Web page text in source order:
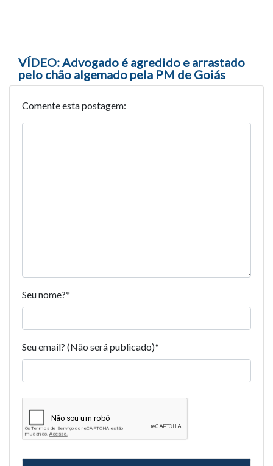
VÍDEO: Advogado é agredido e arrastado
pelo chão algemado pela PM de Goiás
Comente esta postagem:
Seu nome?*
Seu email? (Não será publicado)*